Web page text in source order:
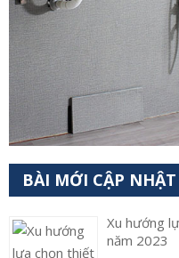
BÀI MỚI CẬP NHẬT
Xu hướng
năm 2023